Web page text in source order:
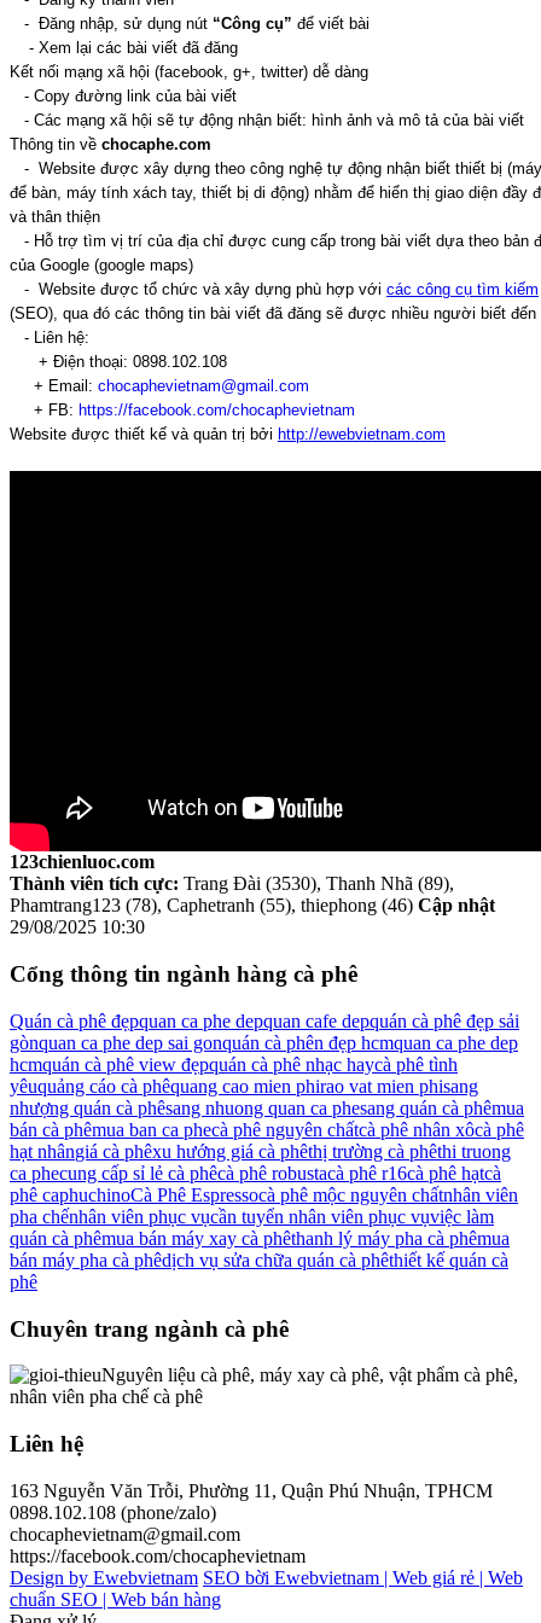
- Đăng nhập, sử dụng nút “Công cụ” để viết bài
- Xem lại các bài viết đã đăng
Kết nối mạng xã hội (facebook, g+, twitter) dễ dàng
- Copy đường link của bài viết
- Các mạng xã hội sẽ tự động nhận biết: hình ảnh và mô tả của bài viết
Thông tin về chocaphe.com
- Website được xây dựng theo công nghệ tự động nhận biết thiết bị (máy
để bàn, máy tính xách tay, thiết bị di động) nhằm để hiển thị giao diện đầy
và thân thiện
- Hỗ trợ tìm vị trí của địa chỉ được cung cấp trong bài viết dựa theo bản
của Google (google maps)
- Website được tổ chức và xây dựng phù hợp với các công cụ tìm kiếm
(SEO), qua đó các thông tin bài viết đã đăng sẽ được nhiều người biết đến
- Liên hệ:
+ Điện thoại: 0898.102.108
+ Email: chocaphevietnam@gmail.com
+ FB: https://facebook.com/chocaphevietnam
Website được thiết kế và quản trị bởi http://ewebvietnam.com
123chienluoc.com
Thành viên tích cực: Trang Đài (3530), Thanh Nhã (89),
Phamtrang123 (78), Caphetranh (55), thiephong (46) Cập nhật
29/08/2025 10:30
Cổng thông tin ngành hàng cà phê
Quán cà phê đẹpquan ca phe depquan cafe depquán cà phê đẹp sải
gònquan ca phe dep sai gonquán cà phên đẹp hcmquan ca phe dep
hcmquán cà phê view đẹpquán cà phê nhạc haycà phê tình
yêuquảng cáo cà phêquang cao mien phirao vat mien phisang
nhượng quán cà phêsang nhuong quan ca phesang quán cà phêmua
bán cà phêmua ban ca phecà phê nguyên chấtcà phê nhân xôcà phê
hạt nhângiá cà phêxu hướng giá cà phêthị trường cà phêthi truong
ca phecung cấp sỉ lẻ cà phêcà phê robustacà phê r16cà phê hạtcà
phê caphuchinoCà Phê Espressocà phê mộc nguyên chấtnhân viên
pha chếnhân viên phục vụcần tuyển nhân viên phục vụviệc làm
quán cà phêmua bán máy xay cà phêthanh lý máy pha cà phêmua
bán máy pha cà phêdịch vụ sửa chữa quán cà phêthiết kế quán cà
phê
Chuyên trang ngành cà phê
Nguyên liệu cà phê, máy xay cà phê, vật phẩm cà phê,
nhân viên pha chế cà phê
Liên hệ
163 Nguyễn Văn Trỗi, Phường 11, Quận Phú Nhuận, TPHCM
0898.102.108 (phone/zalo)
chocaphevietnam@gmail.com
https://facebook.com/chocaphevietnam
Design by Ewebvietnam SEO bời Ewebvietnam | Web giá rẻ | Web
chuẩn SEO | Web bán hàng